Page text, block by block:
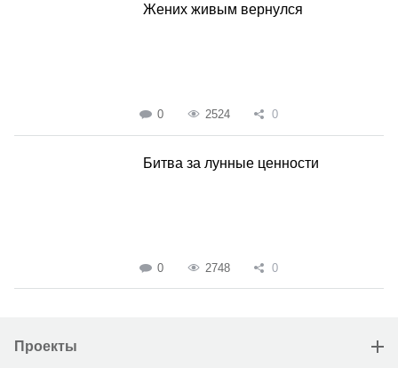
Жених живым вернулся
0 2524 0
Битва за лунные ценности
0 2748 0
Проекты